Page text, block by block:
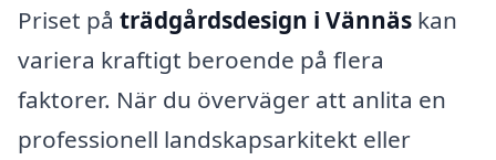
Priset på trädgårdsdesign i Vännäs kan
variera kraftigt beroende på flera
faktorer. När du överväger att anlita en
professionell landskapsarkitekt eller